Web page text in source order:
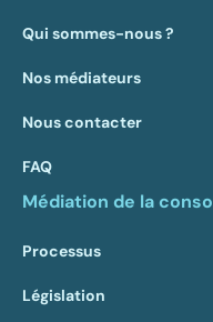
Qui sommes-nous ?
Nos médiateurs
Nous contacter
FAQ
Médiation de la conso
Processus
Législation